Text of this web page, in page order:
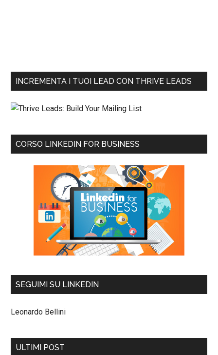
INCREMENTA I TUOI LEAD CON THRIVE LEADS
CORSO LINKEDIN FOR BUSINESS
SEGUIMI SU LINKEDIN
Leonardo Bellini
ULTIMI POST